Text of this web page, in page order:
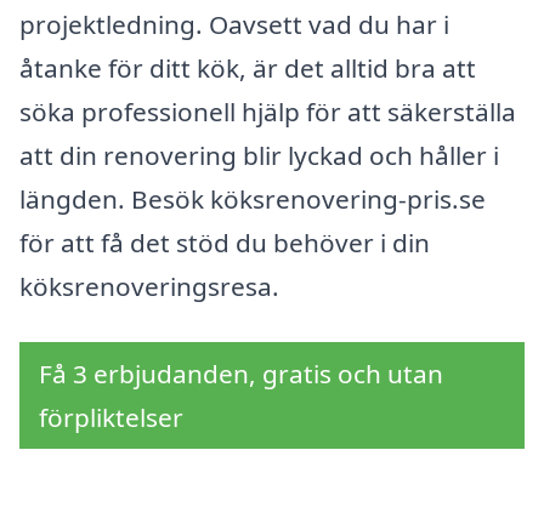
projektledning. Oavsett vad du har i
åtanke för ditt kök, är det alltid bra att
söka professionell hjälp för att säkerställa
att din renovering blir lyckad och håller i
längden. Besök köksrenovering-pris.se
för att få det stöd du behöver i din
köksrenoveringsresa.
Få 3 erbjudanden, gratis och utan
förpliktelser